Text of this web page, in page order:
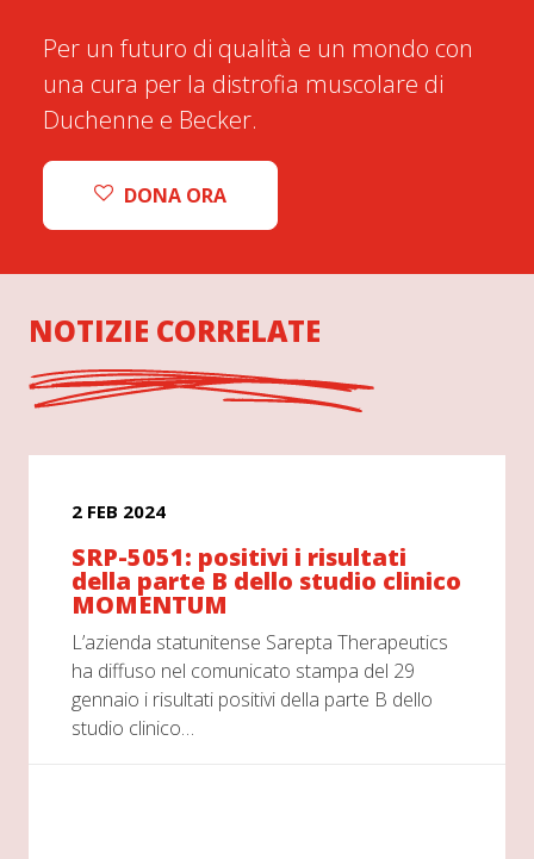
Per un futuro di qualità e un mondo con
una cura per la distrofia muscolare di
Duchenne e Becker.
DONA ORA
NOTIZIE CORRELATE
2 FEB 2024
SRP-5051: positivi i risultati
della parte B dello studio clinico
MOMENTUM
L’azienda statunitense Sarepta Therapeutics
ha diffuso nel comunicato stampa del 29
gennaio i risultati positivi della parte B dello
studio clinico…